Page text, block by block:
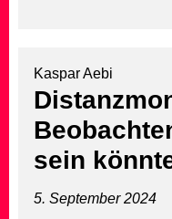
Kaspar Aebi
sein
5. September 2024